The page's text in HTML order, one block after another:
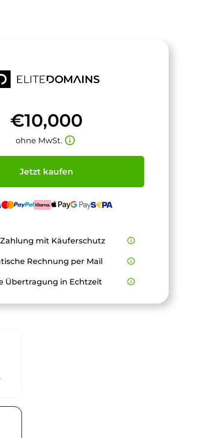
€10,000
ohne MwSt. info_outline
Jetzt kaufen
mit Käuferschutz info_outline
Rechnung per Mail info_outline
Übertragung in Echtzeit info_outline